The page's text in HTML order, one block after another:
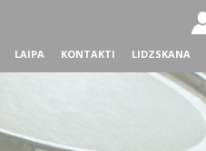
LAIPA KONTAKTI LIDZSKANA